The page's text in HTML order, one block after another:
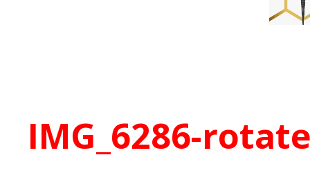
IMG_6286-